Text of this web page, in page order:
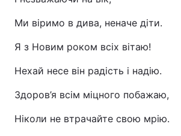
Ми віримо в дива, неначе діти.
Я з Новим роком всіх вітаю!
Нехай несе він радість і надію.
Здоров’я всім міцного побажаю,
Ніколи не втрачайте свою мрію.